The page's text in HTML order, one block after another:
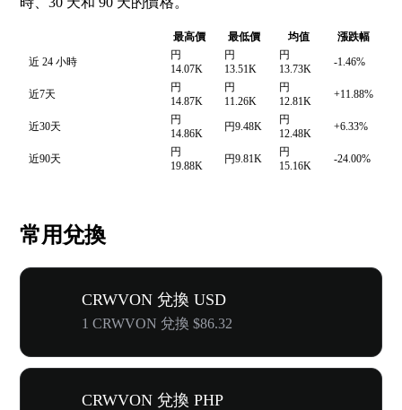
最高價 最低價 均值
漲跌幅
近 24 小時
円
14.07K
円
13.51K
円
13.73K
-1.46%
近7天
円
14.87K
円
11.26K
円
12.81K
+11.88%
近30天
円
14.86K
円9.48K
円
12.48K
+6.33%
近90天
円
19.88K
円9.81K
円
15.16K
-24.00%
常用兌換
CRWVON 兌換 USD
1 CRWVON 兌換 $86.32
CRWVON 兌換 PHP